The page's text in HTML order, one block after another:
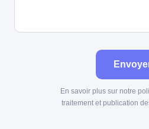
En savoir plus sur notre
traitement et publication